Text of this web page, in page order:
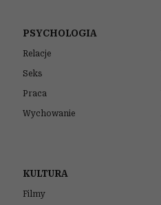
PSYCHOLOGIA
Relacje
Seks
Praca
Wychowanie
KULTURA
Filmy